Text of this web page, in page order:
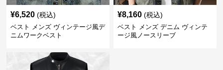
¥6,520 (税込)
ベスト メンズ ヴィンテージ風デ
ニムワークベスト
¥8,160 (税込)
ベスト メンズ デニム ヴィンテ
ージ風ノースリーブ